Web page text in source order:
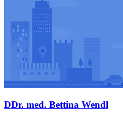
DDr. med. Bettina Wendl